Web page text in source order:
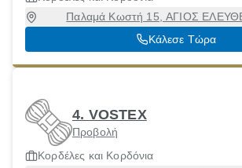
Παλαμά Κωστή 15, ΑΓΙΟΣ
Χαλκηδόνα, Αττική, 14343
Κάλεσε Τώρα
4. VOSTEX
Προβολή
Κορδέλες και Κορδόνια